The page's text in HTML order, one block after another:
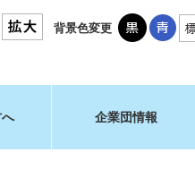
背景色変更
企業団情報